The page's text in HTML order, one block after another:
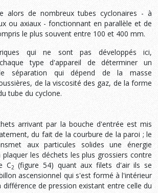
alors de nombreux tubes cyclonaires - à
ou axiaux - fonctionnant en parallèle et de
le plus souvent entre 100 et 400 mm.
qui ne sont pas développés ici,
type d'appareil de déterminer un
séparation qui dépend de la masse
de la viscosité des gaz, de la forme
tube du cyclone.
arrivant par la bouche d'entrée est mis
du fait de la courbure de la paroi ; le
aux particules solides une énergie
les déchets les plus grossiers contre
C2 (figure 54) quant aux filets d'air ils se
ascensionnel qui s'est formé à l'intérieur
différence de pression existant entre celle du